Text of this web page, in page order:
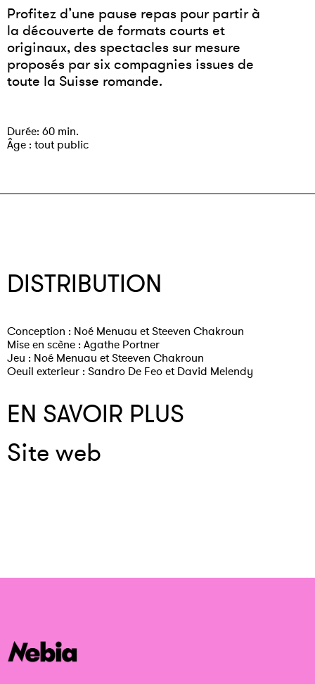
Profitez d’une pause repas pour partir à
la découverte de formats courts et
originaux, des spectacles sur mesure
proposés par six compagnies issues de
toute la Suisse romande.
Durée: 60 min.
Âge : tout public
DISTRIBUTION
Conception : Noé Menuau et Steeven Chakroun
Mise en scène : Agathe Portner
Jeu : Noé Menuau et Steeven Chakroun
Oeuil exterieur : Sandro De Feo et David Melendy
EN SAVOIR PLUS
Site web